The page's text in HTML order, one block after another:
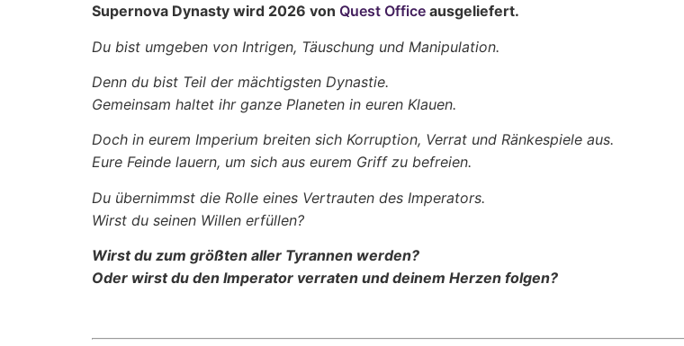
Supernova Dynasty wird 2026 von Quest Office ausgeliefert.
Du bist umgeben von Intrigen, Täuschung und Manipulation.
Denn du bist Teil der mächtigsten Dynastie.
Gemeinsam haltet ihr ganze Planeten in euren Klauen.
Doch in eurem Imperium breiten sich Korruption, Verrat und Ränkespiele aus.
Eure Feinde lauern, um sich aus eurem Griff zu befreien.
Du übernimmst die Rolle eines Vertrauten des Imperators.
Wirst du seinen Willen erfüllen?
Wirst du zum größten aller Tyrannen werden?
Oder wirst du den Imperator verraten und deinem Herzen folgen?